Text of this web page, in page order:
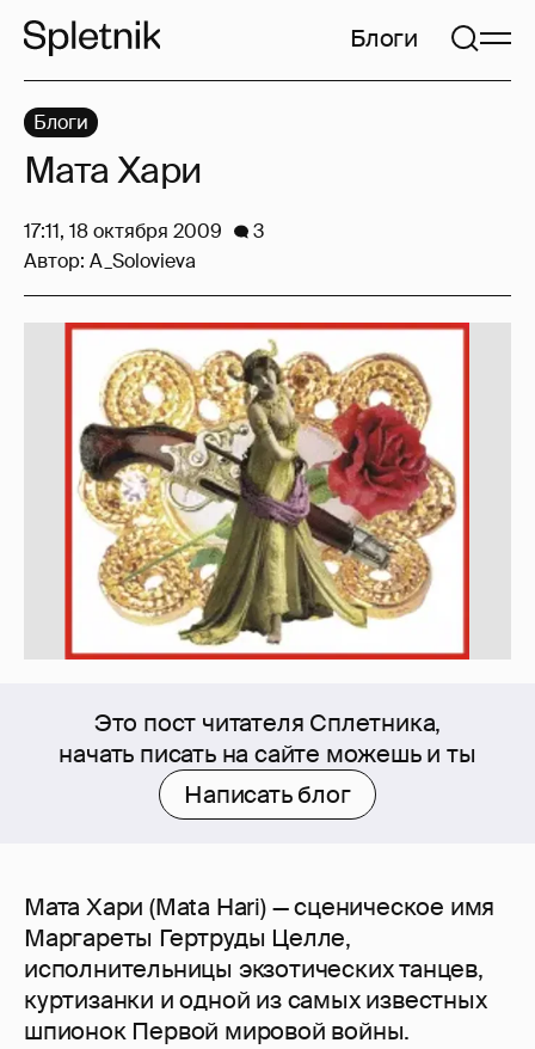
Блоги
Это пост читателя Сплетника,
начать писать на сайте можешь и ты
Написать блог
Мата Хари (Mata Hari) — сценическое имя
Маргареты Гертруды Целле,
исполнительницы экзотических танцев,
куртизанки и одной из самых известных
шпионок Первой мировой войны.
Блоги
Мата Хари
17:11, 18 октября 2009
3
Автор: A_Solovieva